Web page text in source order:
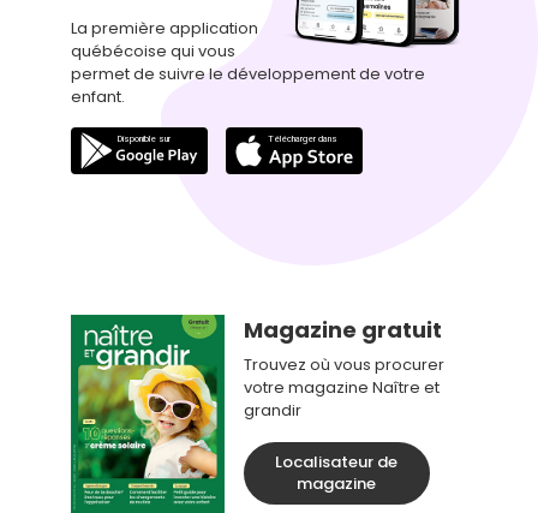
La première application
québécoise qui vous
permet de suivre le développement de votre
enfant.
Magazine gratuit
Trouvez où vous procurer
votre magazine Naître et
grandir
Localisateur de
magazine